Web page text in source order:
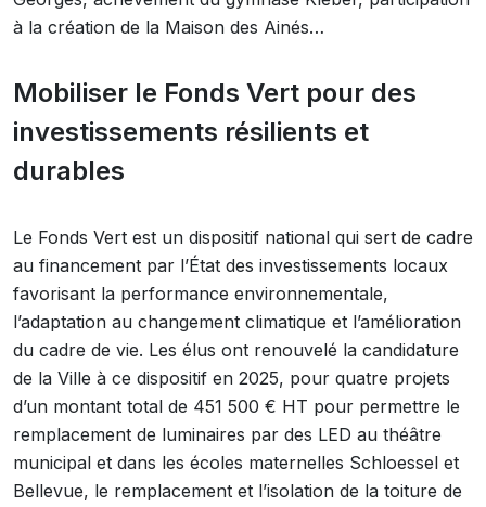
à la création de la Maison des Ainés…
Mobiliser le Fonds Vert pour des
investissements résilients et
durables
Le Fonds Vert est un dispositif national qui sert de cadre
au financement par l’État des investissements locaux
favorisant la performance environnementale,
l’adaptation au changement climatique et l’amélioration
du cadre de vie. Les élus ont renouvelé la candidature
de la Ville à ce dispositif en 2025, pour quatre projets
d’un montant total de 451 500 € HT pour permettre le
remplacement de luminaires par des LED au théâtre
municipal et dans les écoles maternelles Schloessel et
Bellevue, le remplacement et l’isolation de la toiture de